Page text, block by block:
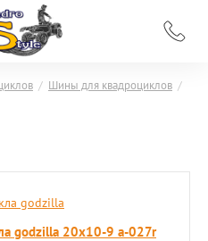
/ Шины для квадроциклов /
godzilla 20х10-9 a-027r